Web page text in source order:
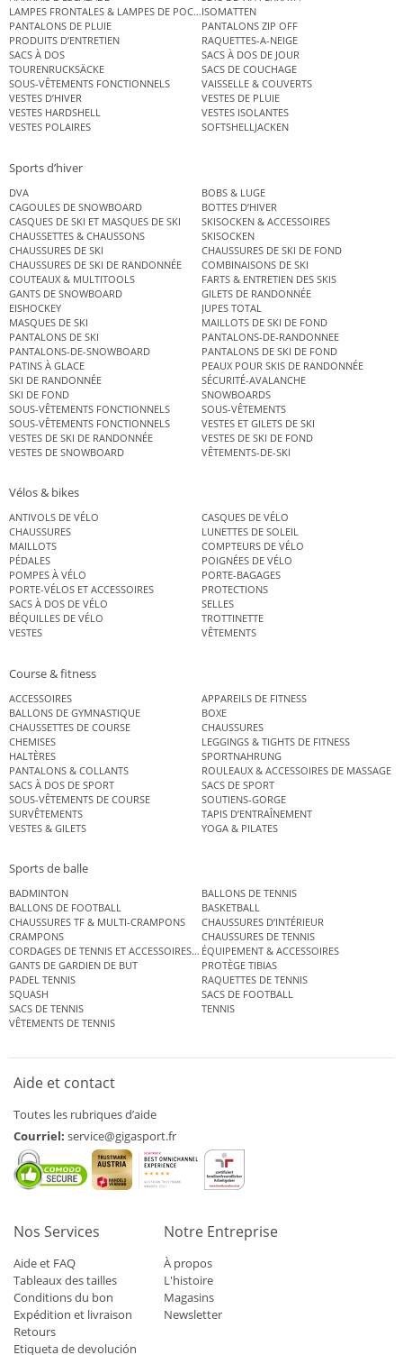
LAMPES FRONTALES & LAMPES DE POCHEISOMATTEN
PANTALONS DE PLUIE
PANTALONS ZIP OFF
PRODUITS D’ENTRETIEN
RAQUETTES-A-NEIGE
SACS À DOS
SACS À DOS DE JOUR
TOURENRUCKSÄCKE
SACS DE COUCHAGE
SOUS-VÊTEMENTS FONCTIONNELS
VAISSELLE & COUVERTS
VESTES D’HIVER
VESTES DE PLUIE
VESTES HARDSHELL
VESTES ISOLANTES
VESTES POLAIRES
SOFTSHELLJACKEN
Sports d’hiver
DVA
BOBS & LUGE
CAGOULES DE SNOWBOARD
BOTTES D’HIVER
CASQUES DE SKI ET MASQUES DE SKI
SKISOCKEN & ACCESSOIRES
CHAUSSETTES & CHAUSSONS
SKISOCKEN
CHAUSSURES DE SKI
CHAUSSURES DE SKI DE FOND
CHAUSSURES DE SKI DE RANDONNÉE
COMBINAISONS DE SKI
COUTEAUX & MULTITOOLS
FARTS & ENTRETIEN DES SKIS
GANTS DE SNOWBOARD
GILETS DE RANDONNÉE
EISHOCKEY
JUPES TOTAL
MASQUES DE SKI
MAILLOTS DE SKI DE FOND
PANTALONS DE SKI
PANTALONS-DE-RANDONNEE
PANTALONS-DE-SNOWBOARD
PANTALONS DE SKI DE FOND
PATINS À GLACE
PEAUX POUR SKIS DE RANDONNÉE
SKI DE RANDONNÉE
SÉCURITÉ-AVALANCHE
SKI DE FOND
SNOWBOARDS
SOUS-VÊTEMENTS FONCTIONNELS
SOUS-VÊTEMENTS
SOUS-VÊTEMENTS FONCTIONNELS
VESTES ET GILETS DE SKI
VESTES DE SKI DE RANDONNÉE
VESTES DE SKI DE FOND
VESTES DE SNOWBOARD
VÊTEMENTS-DE-SKI
Vélos & bikes
ANTIVOLS DE VÉLO
CASQUES DE VÉLO
CHAUSSURES
LUNETTES DE SOLEIL
MAILLOTS
COMPTEURS DE VÉLO
PÉDALES
POIGNÉES DE VÉLO
POMPES À VÉLO
PORTE-BAGAGES
PORTE-VÉLOS ET ACCESSOIRES
PROTECTIONS
SACS À DOS DE VÉLO
SELLES
BÉQUILLES DE VÉLO
TROTTINETTE
VESTES
VÊTEMENTS
Course & fitness
ACCESSOIRES
APPAREILS DE FITNESS
BALLONS DE GYMNASTIQUE
BOXE
CHAUSSETTES DE COURSE
CHAUSSURES
CHEMISES
LEGGINGS & TIGHTS DE FITNESS
HALTÈRES
SPORTNAHRUNG
PANTALONS & COLLANTS
ROULEAUX & ACCESSOIRES DE MASSAGE
SACS À DOS DE SPORT
SACS DE SPORT
SOUS-VÊTEMENTS DE COURSE
SOUTIENS-GORGE
SURVÊTEMENTS
TAPIS D’ENTRAÎNEMENT
VESTES & GILETS
YOGA & PILATES
Sports de balle
BADMINTON
BALLONS DE TENNIS
BALLONS DE FOOTBALL
BASKETBALL
CHAUSSURES TF & MULTI-CRAMPONS
CHAUSSURES D’INTÉRIEUR
CRAMPONS
CHAUSSURES DE TENNIS
CORDAGES DE TENNIS ET ACCESSOIRES DE TENNISÉQUIPEMENT & ACCESSOIRES
GANTS DE GARDIEN DE BUT
PROTÈGE TIBIAS
PADEL TENNIS
RAQUETTES DE TENNIS
SQUASH
SACS DE FOOTBALL
SACS DE TENNIS
TENNIS
VÊTEMENTS DE TENNIS
Aide et contact
Toutes les rubriques d’aide
Courriel: service@gigasport.fr
Nos Services
Aide et FAQ
Tableaux des tailles
Conditions du bon
Expédition et livraison
Retours
Etiqueta de devolución
Notre Entreprise
À propos
L'histoire
Magasins
Newsletter